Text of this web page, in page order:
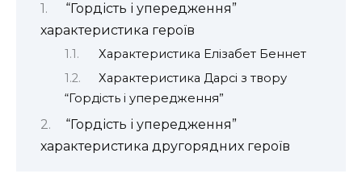
“Гордість і упередження”
характеристика героїв
Характеристика Елізабет Беннет
Характеристика Дарсі з твору
“Гордість і упередження”
“Гордість і упередження”
характеристика другорядних героїв